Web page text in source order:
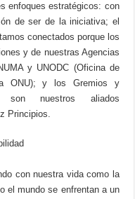
enfoques estratégicos: con
de ser de la iniciativa; el
conectados porque los
y de nuestras Agencias
y UNODC (Oficina de
ONU); y los Gremios y
son nuestros aliados
Principios.
con nuestra vida como la
el mundo se enfrentan a un